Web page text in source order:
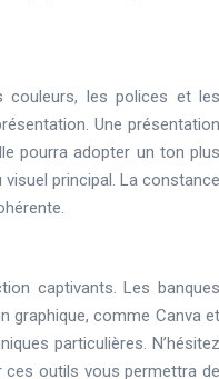
couleurs, les polices et les
Une présentation
pourra adopter un ton plus
principal. La constance
captivants. Les banques
graphique, comme Canva et
particulières. N’hésitez
outils vous permettra de